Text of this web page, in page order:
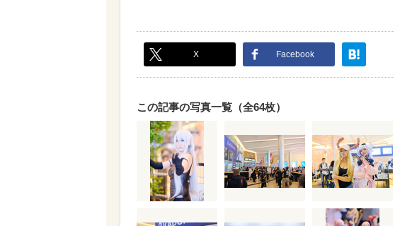
X Facebook
この記事の写真一覧（全64枚）